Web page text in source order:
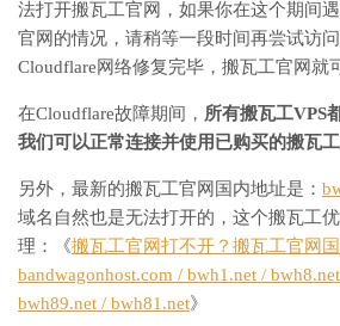
法打开搬瓦工官网，如果你在这个期间
官网的情况，请稍等一段时间再尝试访
Cloudflare网络修复完毕，搬瓦工官网就
在Cloudflare故障期间， 所有搬瓦工VPS
我们可以正常连接并使用已购买的搬瓦
另外，最新的搬瓦工官网国内地址是：
域名自然也是无法打开的，这个搬瓦工
理：《搬瓦工官网打不开？搬瓦工官网
bandwagonhost.com / bwh1.net /
bwh89.net / bwh81.net》